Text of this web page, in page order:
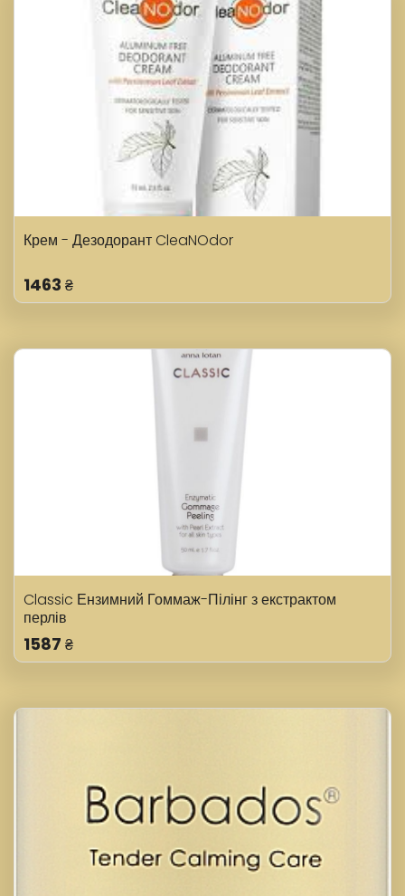
Крем - Дезодорант CleaNOdor
1463 ₴
Classic Ензимний Гоммаж-Пілінг з екстрактом
перлів
1587 ₴